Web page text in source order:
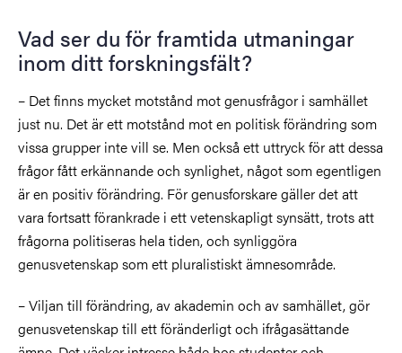
Vad ser du för framtida utmaningar
inom ditt forskningsfält?
– Det finns mycket motstånd mot genusfrågor i samhället
just nu. Det är ett motstånd mot en politisk förändring som
vissa grupper inte vill se. Men också ett uttryck för att dessa
frågor fått erkännande och synlighet, något som egentligen
är en positiv förändring. För genusforskare gäller det att
vara fortsatt förankrade i ett vetenskapligt synsätt, trots att
frågorna politiseras hela tiden, och synliggöra
genusvetenskap som ett pluralistiskt ämnesområde.
– Viljan till förändring, av akademin och av samhället, gör
genusvetenskap till ett föränderligt och ifrågasättande